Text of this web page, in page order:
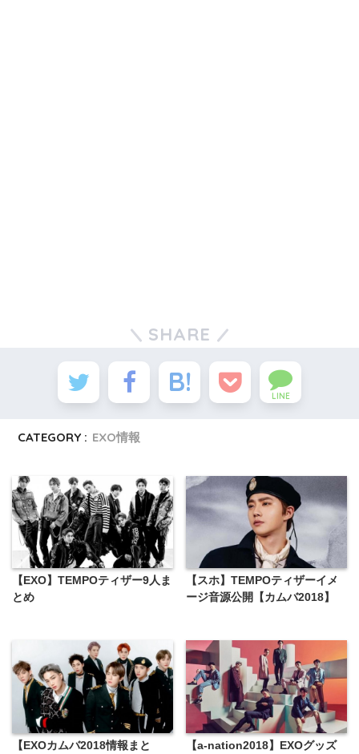
SHARE
LINE
CATEGORY : EXO情報
【EXO】TEMPOティザー9人ま
とめ
【スホ】TEMPOティザーイメ
ージ音源公開【カムバ2018】
【EXOカムバ2018情報まと
【a-nation2018】EXOグッズ